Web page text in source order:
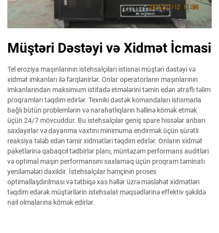
Müştəri Dəstəyi və Xidmət İcmasi
Tel eroziya maşınlarının istehsalçıları istisnai müştəri dəstəyi və
xidmət imkanları ilə fərqlənirlər. Onlar operatorların maşınlarının
imkanlarından maksimum istifadə etmələrini təmin edən ətraflı təlim
proqramları təqdim edirlər. Texniki dəstək komandaları istismarla
bağlı bütün problemlərin və narahatlıqların həllinə kömək etmək
üçün 24/7 mövcuddur. Bu istehsalçılar geniş spare hissələr anbarı
saxlayırlar və dayanma vaxtını minimuma endirmək üçün sürətli
reaksiya tələb edən təmir xidmətləri təqdim edirlər. Onların xidmət
paketlərinə qabaqcıl tədbirlər planı, müntəzəm performans auditləri
və optimal maşın performansını saxlamaq üçün proqram təminatı
yeniləmələri daxildir. İstehsalçılar həmçinin proses
optimallaşdırılması və tətbiqə xas həllər üzrə məsləhət xidmətləri
təqdim edərək müştərilərin istehsalat məqsədlərinə effektiv şəkildə
nail olmalarına kömək edirlər.